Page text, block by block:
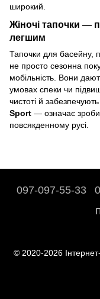
широкий.
Жіночі тапочки —
легшим
Тапочки для басейну,
не просто сезонна
мобільність. Вони
умовах спеки чи
чистоті й
Sport — означає
повсякденному русі.
097-097-55-33
© 2020-2026 Інтернет-